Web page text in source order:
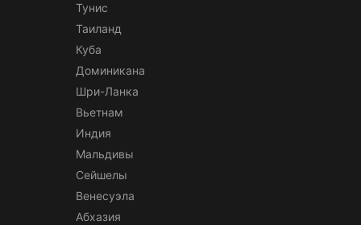
Тунис
Таиланд
Куба
Доминикана
Шри-Ланка
Вьетнам
Индия
Мальдивы
Сейшелы
Венесуэла
Абхазия